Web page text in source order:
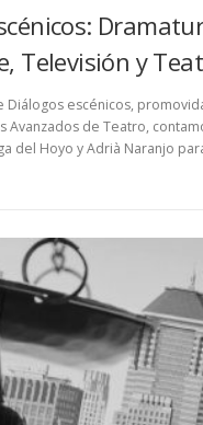
Televisión y
Diálogos escénicos,
Avanzados de Teatro,
del Hoyo y Adrià Naranjo